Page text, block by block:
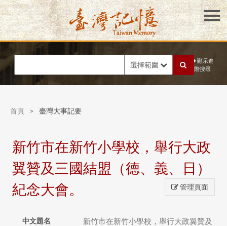
選擇範圍
顯示進
階搜尋
首頁 > 臺灣大事記要
新竹市在新竹小學校，舉行大政
翼贊及三國結盟（德、義、日）
紀念大會。
管理頁面
中文題名
新竹市在新竹小學校，舉行大政翼贊及